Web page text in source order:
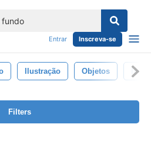
Entrar Inscreva-se
Ilustração Objetos
Filters